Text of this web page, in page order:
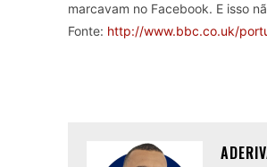
marcavam no Facebook. E isso
Fonte: http://www.bbc.co.uk/